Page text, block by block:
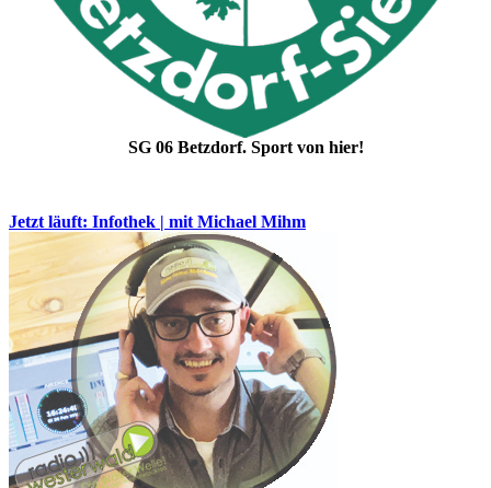
SG 06 Betzdorf. Sport von hier!
Jetzt läuft: Infothek | mit Michael Mihm